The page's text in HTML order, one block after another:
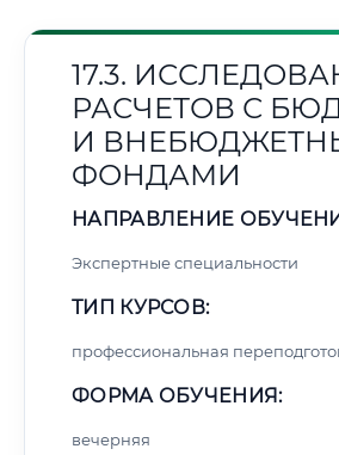
17.3.
РАСЧЕТОВ С
И
ФОНДАМИ
НАПРАВЛЕНИЕ
Экспертные специальности
ТИП КУРСОВ:
профессиональная
ФОРМА ОБУЧЕНИЯ:
вечерняя